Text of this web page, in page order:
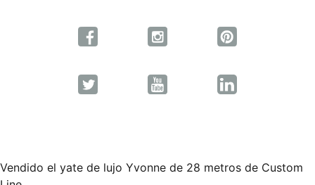
Vendido el yate de lujo Yvonne de 28 metros de Custom